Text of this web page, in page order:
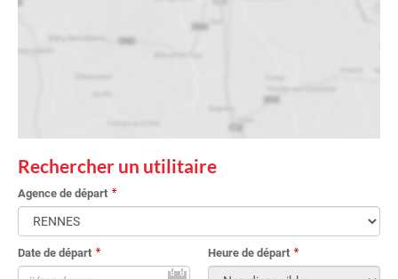
Rechercher un utilitaire
Agence de départ
Date de départ Heure de départ